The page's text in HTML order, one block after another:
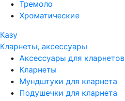
Тремоло
Хроматические
Казу
Кларнеты, аксессуары
Аксессуары для кларнетов
Кларнеты
Мундштуки для кларнета
Подушечки для кларнета